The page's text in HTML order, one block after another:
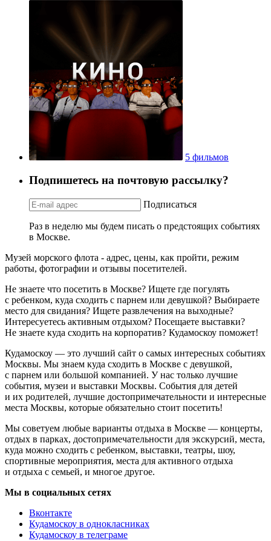
5 фильмов
Подпишетесь на почтовую рассылку?
Подписаться
Раз в неделю мы будем писать о предстоящих событиях
в Москве.
Музей морского флота - адрес, цены, как пройти, режим
работы, фотографии и отзывы посетителей.
Не знаете что посетить в Москве? Ищете где погулять
с ребенком, куда сходить с парнем или девушкой? Выбираете
место для свидания? Ищете развлечения на выходные?
Интересуетесь активным отдыхом? Посещаете выставки?
Не знаете куда сходить на корпоратив? Кудамоскоу поможет!
Кудамоскоу — это лучший сайт о самых интересных событиях
Москвы. Мы знаем куда сходить в Москве с девушкой,
с парнем или большой компанией. У нас только лучшие
события, музеи и выставки Москвы. События для детей
и их родителей, лучшие достопримечательности и интересные
места Москвы, которые обязательно стоит посетить!
Мы советуем любые варианты отдыха в Москве — концерты,
отдых в парках, достопримечательности для экскурсий, места,
куда можно сходить с ребенком, выставки, театры, шоу,
спортивные мероприятия, места для активного отдыха
и отдыха с семьей, и многое другое.
Мы в социальных сетях
Вконтакте
Кудамоскоу в однокласниках
Кудамоскоу в телеграме